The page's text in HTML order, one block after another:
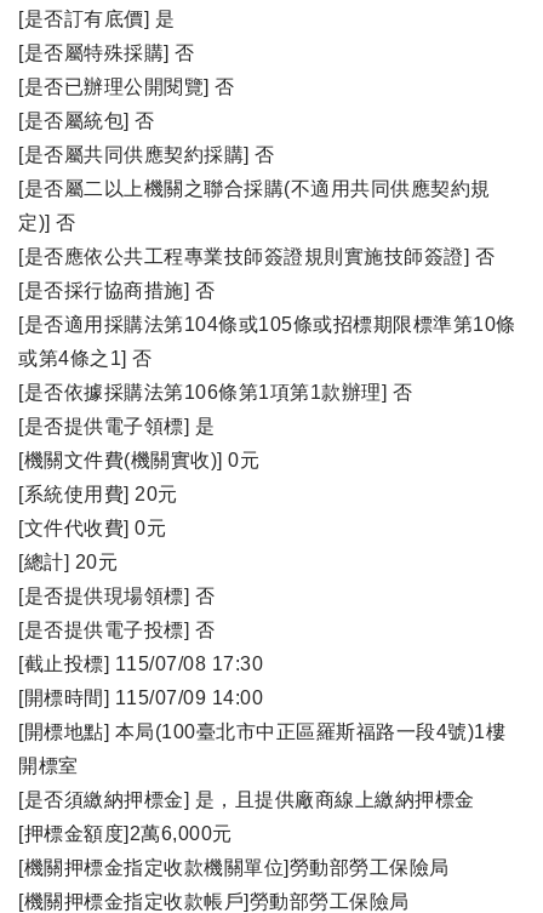
[是否訂有底價] 是
[是否屬特殊採購] 否
[是否已辦理公開閱覽] 否
[是否屬統包] 否
[是否屬共同供應契約採購] 否
[是否屬二以上機關之聯合採購(不適用共同供應契約規
定)] 否
[是否應依公共工程專業技師簽證規則實施技師簽證] 否
[是否採行協商措施] 否
[是否適用採購法第104條或105條或招標期限標準第10條
或第4條之1] 否
[是否依據採購法第106條第1項第1款辦理] 否
[是否提供電子領標] 是
[機關文件費(機關實收)] 0元
[系統使用費] 20元
[文件代收費] 0元
[總計] 20元
[是否提供現場領標] 否
[是否提供電子投標] 否
[截止投標] 115/07/08 17:30
[開標時間] 115/07/09 14:00
[開標地點] 本局(100臺北市中正區羅斯福路一段4號)1樓
開標室
[是否須繳納押標金] 是，且提供廠商線上繳納押標金
[押標金額度]2萬6,000元
[機關押標金指定收款機關單位]勞動部勞工保險局
[機關押標金指定收款帳戶]勞動部勞工保險局